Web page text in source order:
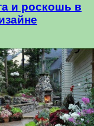
и роскошь в